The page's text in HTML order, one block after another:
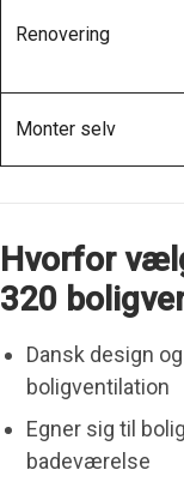
Renovering
Monter selv
Hvorfor
320
Dansk design
boligventilation
Egner sig til
badeværelse